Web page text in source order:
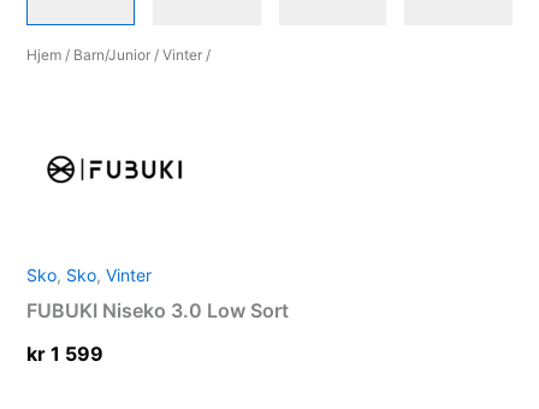
Hjem / Barn/Junior /Vinter /
Sko, Sko,Vinter
FUBUKI Niseko 3.0 Low Sort
kr 1 599